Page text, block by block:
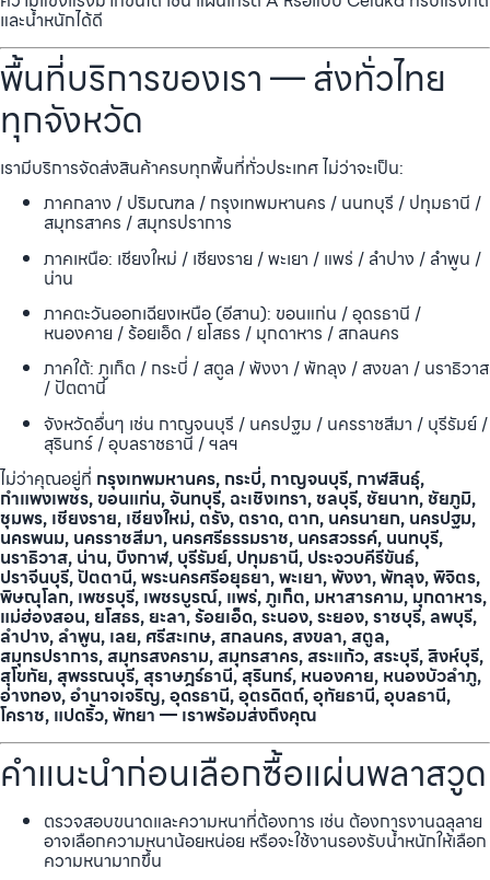
และน้ำหนักได้ดี
พื้นที่บริการของเรา — ส่งทั่วไทย
ทุกจังหวัด
เรามีบริการจัดส่งสินค้าครบทุกพื้นที่ทั่วประเทศ ไม่ว่าจะเป็น:
ภาคกลาง / ปริมณฑล / กรุงเทพมหานคร / นนทบุรี / ปทุมธานี /
สมุทรสาคร / สมุทรปราการ
ภาคเหนือ: เชียงใหม่ / เชียงราย / พะเยา / แพร่ / ลำปาง / ลำพูน /
น่าน
ภาคตะวันออกเฉียงเหนือ (อีสาน): ขอนแก่น / อุดรธานี /
หนองคาย / ร้อยเอ็ด / ยโสธร / มุกดาหาร / สกลนคร
ภาคใต้: ภูเก็ต / กระบี่ / สตูล / พังงา / พัทลุง / สงขลา / นราธิวาส
/ ปัตตานี
จังหวัดอื่นๆ เช่น กาญจนบุรี / นครปฐม / นครราชสีมา / บุรีรัมย์ /
สุรินทร์ / อุบลราชธานี / ฯลฯ
ไม่ว่าคุณอยู่ที่ กรุงเทพมหานคร, กระบี่, กาญจนบุรี, กาฬสินธุ์,
กำแพงเพชร, ขอนแก่น, จันทบุรี, ฉะเชิงเทรา, ชลบุรี, ชัยนาท, ชัยภูมิ,
ชุมพร, เชียงราย, เชียงใหม่, ตรัง, ตราด, ตาก, นครนายก, นครปฐม,
นครพนม, นครราชสีมา, นครศรีธรรมราช, นครสวรรค์, นนทบุรี,
นราธิวาส, น่าน, บึงกาฬ, บุรีรัมย์, ปทุมธานี, ประจวบคีรีขันธ์,
ปราจีนบุรี, ปัตตานี, พระนครศรีอยุธยา, พะเยา, พังงา, พัทลุง, พิจิตร,
พิษณุโลก, เพชรบุรี, เพชรบูรณ์, แพร่, ภูเก็ต, มหาสารคาม, มุกดาหาร,
แม่ฮ่องสอน, ยโสธร, ยะลา, ร้อยเอ็ด, ระนอง, ระยอง, ราชบุรี, ลพบุรี,
ลำปาง, ลำพูน, เลย, ศรีสะเกษ, สกลนคร, สงขลา, สตูล,
สมุทรปราการ, สมุทรสงคราม, สมุทรสาคร, สระแก้ว, สระบุรี, สิงห์บุรี,
สุโขทัย, สุพรรณบุรี, สุราษฎร์ธานี, สุรินทร์, หนองคาย, หนองบัวลำภู,
อ่างทอง, อำนาจเจริญ, อุดรธานี, อุตรดิตถ์, อุทัยธานี, อุบลธานี,
โคราช, แปดริ้ว, พัทยา — เราพร้อมส่งถึงคุณ
คำแนะนำก่อนเลือกซื้อแผ่นพลาสวูด
ตรวจสอบขนาดและความหนาที่ต้องการ เช่น ต้องการงานฉลุลาย
อาจเลือกความหนาน้อยหน่อย หรือจะใช้งานรองรับน้ำหนักให้เลือก
ความหนามากขึ้น